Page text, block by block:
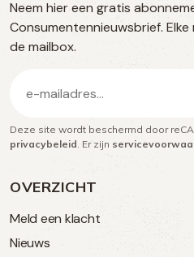
OVERZICHT
Meld een klacht
Nieuws
social
media
Neem hier een gratis
Consumentennieuwsbrief.
de mailbox.
mailadres
(Vereist)
Deze site wordt beschermd door
privacybeleid . Er zijn